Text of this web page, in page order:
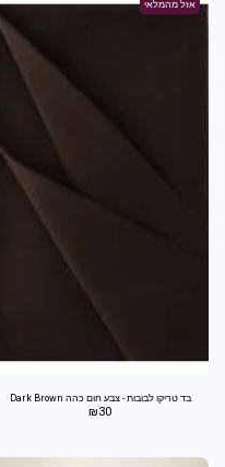
אזל מהמלאי
בד טריקו לבובות - צבע חום כהה Dark Brown
₪30